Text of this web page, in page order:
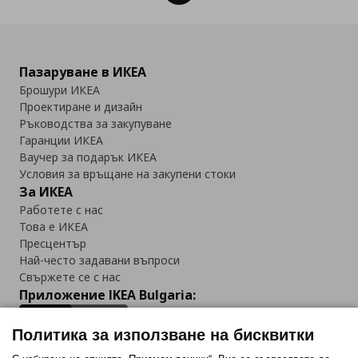
Пазаруване в ИКЕА
Брошури ИКЕА
Проектиране и дизайн
Ръководства за закупуване
Гаранции ИКЕА
Ваучер за подарък ИКЕА
Условия за връщане на закупени стоки
За ИКЕА
Работете с нас
Това е ИКЕА
Пресцентър
Най-често задавани въпроси
Свържете се с нас
Приложение IKEA Bulgaria:
Политика за използване на бисквитки